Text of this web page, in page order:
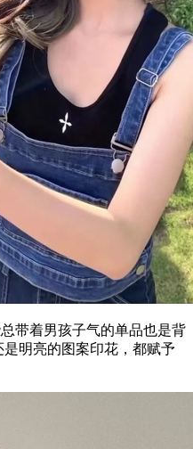
着男孩子气的单品也是背
明亮的图案印花，都赋予